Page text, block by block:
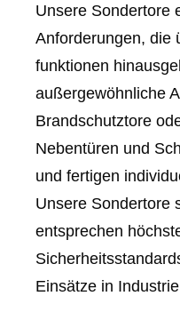
Unsere Sondertore
Anforderungen, die
funktionen
außergewöhnliche
Brandschutztore
Nebentüren und
und fertigen
Unsere Sondertore
entsprechen
Einsätze in